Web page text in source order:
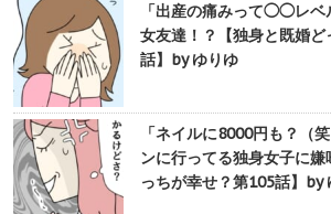
「出産の痛みって◯◯レベ
女友達！？【独身と既婚
話】by ゆりゆ
「ネイルに8000円も？（
ンに行ってる独身女子に
っちが幸せ？第105話】by